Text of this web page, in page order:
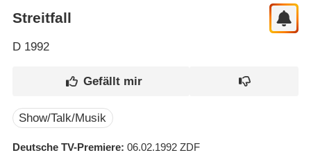
Streitfall
D1992
Show/Talk/Musik
Deutsche TV-Premiere 06.02.1992 ZDF